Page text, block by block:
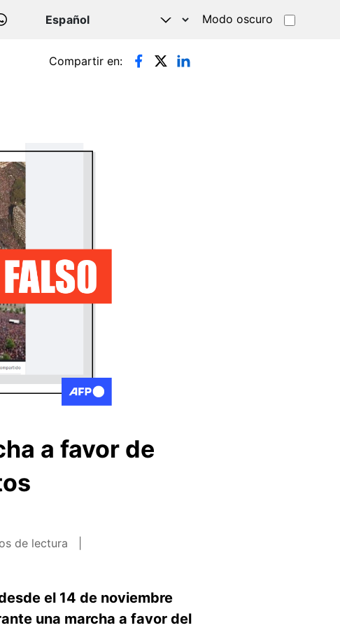
WHATSAPP
Modo oscuro
Compartir en:
a favor de
de lectura
el 14 de noviembre
una marcha a favor del